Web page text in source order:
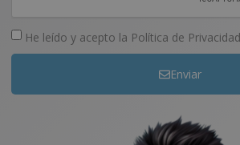
He leído y acepto la Política de Privacidad
Enviar